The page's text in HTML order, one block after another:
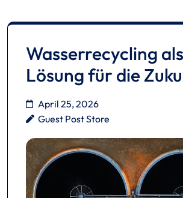
Wasserrecycling als
Lösung für die
April 25, 2026
Guest Post Store